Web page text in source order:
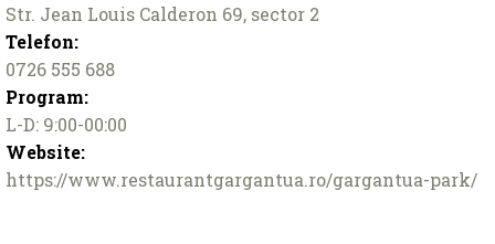
Str. Jean Louis Calderon 69, sector 2
Telefon:
0726 555 688
Program:
L-D: 9:00-00:00
Website:
https://www.restaurantgargantua.ro/gargantua-park/